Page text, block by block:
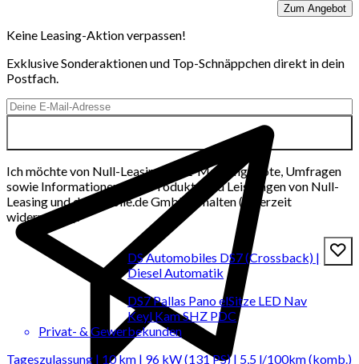
Zum Angebot
Keine Leasing-Aktion verpassen!
Exklusive Sonderaktionen und Top-Schnäppchen direkt in dein
Postfach.
Ich möchte von Null-Leasing per E-Mail Angebote, Umfragen
sowie Informationen über Produkte und Leistungen von Null-
Leasing und der mobile.de GmbH erhalten (jederzeit
widerrufbar).
DS Automobiles DS7 (Crossback) |
Diesel Automatik
DS7 Pallas Pano elSitze LED Nav
Keyl Kam SHZ PDC
Privat- & Gewerbekunden
Tageszulassung | 10 km | 96 kW (131 PS) | 5,5 l/100km (komb.)